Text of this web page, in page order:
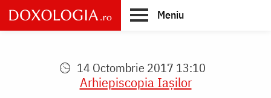
Skip
to
main
Meniu
14 Octombrie 2017 13:10
Arhiepiscopia Iaşilor